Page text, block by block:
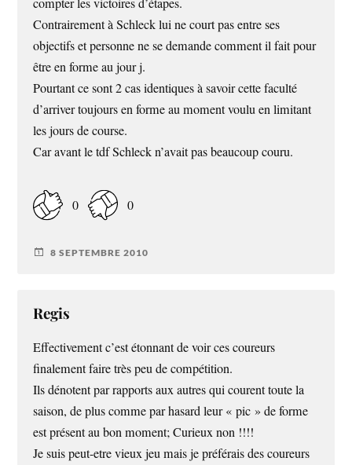
Contrairement à Schleck lui ne court pas entre ses
objectifs et personne ne se demande comment il fait pour
être en forme au jour j.
Pourtant ce sont 2 cas identiques à savoir cette faculté
d’arriver toujours en forme au moment voulu en limitant
les jours de course.
Car avant le tdf Schleck n’avait pas beaucoup couru.
0 0
8 SEPTEMBRE 2010
Regis
Effectivement c’est étonnant de voir ces coureurs
finalement faire très peu de compétition.
Ils dénotent par rapports aux autres qui courent toute la
saison, de plus comme par hasard leur « pic » de forme
est présent au bon moment; Curieux non !!!!
Je suis peut-etre vieux jeu mais je préférais des coureurs